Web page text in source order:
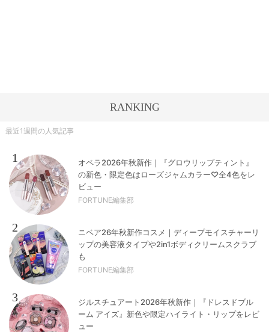
RANKING
最近1週間の人気記事
1
オペラ2026年秋新作｜『グロウリップティント』
の新色・限定色はローズジャムカラー♡全4色をレ
ビュー
FORTUNE編集部
2
ニベア26年秋新作コスメ｜ディープモイスチャーリ
ップの美容液タイプや2in1ボディクリームスクラブ
も
FORTUNE編集部
3
ジルスチュアート2026年秋新作｜『ドレスドブル
ーム アイズ』新色や限定ハイライト・リップをレビ
ュー